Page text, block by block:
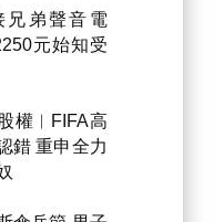
兄弟聲音電
元始知受
權︱FIFA高
錯 重申全力